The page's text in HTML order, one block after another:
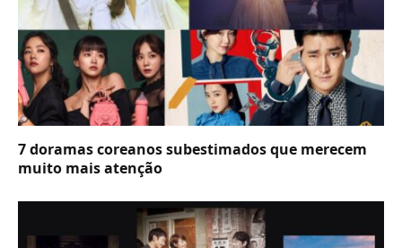
7 doramas coreanos subestimados que merecem
muito mais atenção